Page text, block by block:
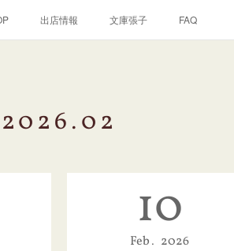
出店情報 文庫張子 FAQ
2026.02
10
Feb 2026